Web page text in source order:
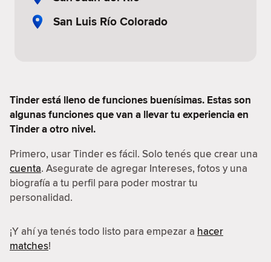
San Luis Río Colorado
Tinder está lleno de funciones buenísimas. Estas son
algunas funciones que van a llevar tu experiencia en
Tinder a otro nivel.
Primero, usar Tinder es fácil. Solo tenés que crear una
cuenta. Asegurate de agregar Intereses, fotos y una
biografía a tu perfil para poder mostrar tu
personalidad.
¡Y ahí ya tenés todo listo para empezar a hacer
matches!